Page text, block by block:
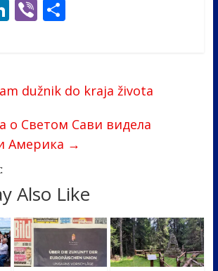
Li
dI
n
Vi S
dužnik do kraja života
о Светом Сави видела
Америка →
Also Like